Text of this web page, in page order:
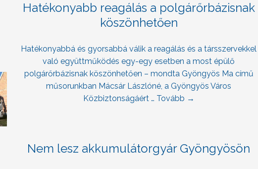
Hatékonyabb reagálás a polgárőrbázisnak
köszönhetően
Hatékonyabbá és gyorsabbá válik a reagálás és a társszervekkel
való együttműködés egy-egy esetben a most épülő
polgárőrbázisnak köszönhetően – mondta Gyöngyös Ma című
műsorunkban Mácsár Lászlóné, a Gyöngyös Város
Közbiztonságáért … Tovább →
Nem lesz akkumulátorgyár Gyöngyösön